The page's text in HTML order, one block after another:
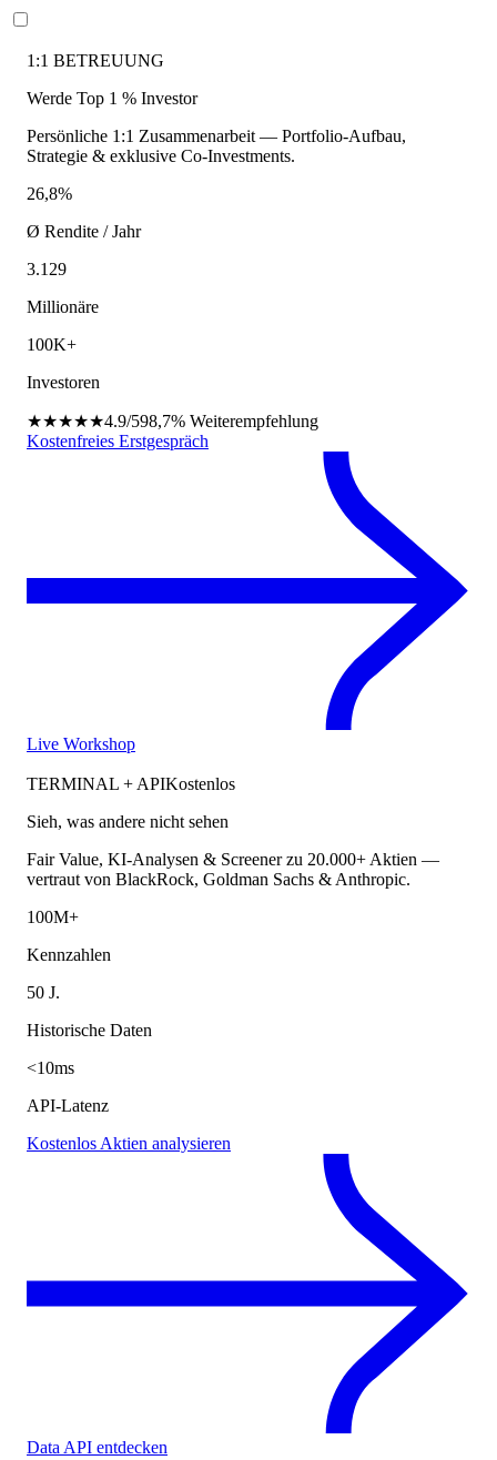
1:1 BETREUUNG
Werde Top 1 % Investor
Persönliche 1:1 Zusammenarbeit — Portfolio-Aufbau,
Strategie & exklusive Co-Investments.
26,8%
Ø Rendite / Jahr
3.129
Millionäre
100K+
Investoren
★★★★★4.9/598,7% Weiterempfehlung
Kostenfreies Erstgespräch
Live Workshop
TERMINAL + APIKostenlos
Sieh, was andere nicht sehen
Fair Value, KI-Analysen & Screener zu 20.000+ Aktien —
vertraut von BlackRock, Goldman Sachs & Anthropic.
100M+
Kennzahlen
50 J.
Historische Daten
<10ms
API-Latenz
Kostenlos Aktien analysieren
Data API entdecken